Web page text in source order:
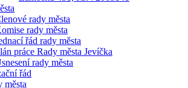
rady města
rady města
řád rady města
práce Rady města Jevíčka
rady města
řád
města